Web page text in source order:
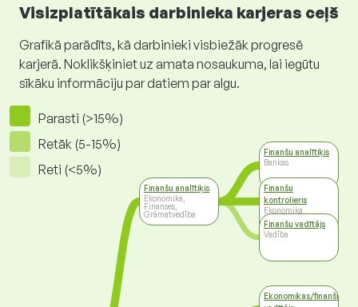
Visizplatītākais darbinieka karjeras ceļš
Grafikā parādīts, kā darbinieki visbiežāk progresē
karjerā. Noklikšķiniet uz amata nosaukuma, lai iegūtu
sīkāku informāciju par datiem par algu.
Parasti (>15%)
Retāk (5-15%)
Reti (<5%)
Finanšu analītiķis
Ekonomika,
Finanses,
Grāmatvedība
Finanšu analītiķis
Bankas
Finanšu
kontrolieris
Ekonomika,
Finanses,
Grāmatvedība
Finanšu vadītājs
Vadība
Ekonomikas/finanšu